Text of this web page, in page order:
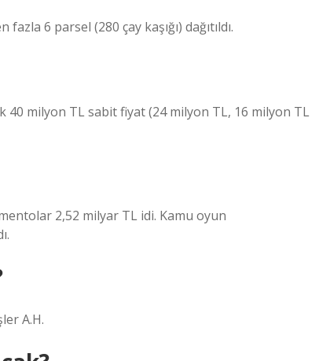
6 parsel (280 çay kaşığı) dağıtıldı.
40 milyon TL sabit fiyat (24 milyon TL, 16 milyon TL
2,52 milyar TL idi. Kamu oyun
A.H.